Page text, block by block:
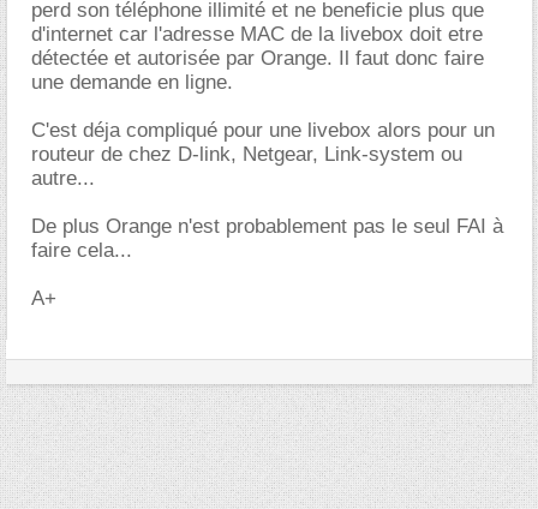
perd son téléphone illimité et ne beneficie plus que
d'internet car l'adresse MAC de la livebox doit etre
détectée et autorisée par Orange. Il faut donc faire
une demande en ligne.
C'est déja compliqué pour une livebox alors pour un
routeur de chez D-link, Netgear, Link-system ou
autre...
De plus Orange n'est probablement pas le seul FAI à
faire cela...
A+